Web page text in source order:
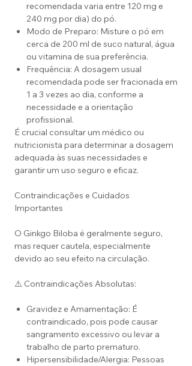
recomendada varia entre 120 mg e
240 mg por dia) do pó.
Modo de Preparo: Misture o pó em
cerca de 200 ml de suco natural, água
ou vitamina de sua preferência.
Frequência: A dosagem usual
recomendada pode ser fracionada em
1 a 3 vezes ao dia, conforme a
necessidade e a orientação
profissional.
É crucial consultar um médico ou
nutricionista para determinar a dosagem
adequada às suas necessidades e
garantir um uso seguro e eficaz.
Contraindicações e Cuidados
Importantes
O Ginkgo Biloba é geralmente seguro,
mas requer cautela, especialmente
devido ao seu efeito na circulação.
⚠️ Contraindicações Absolutas:
Gravidez e Amamentação: É
contraindicado, pois pode causar
sangramento excessivo ou levar a
trabalho de parto prematuro.
Hipersensibilidade/Alergia: Pessoas